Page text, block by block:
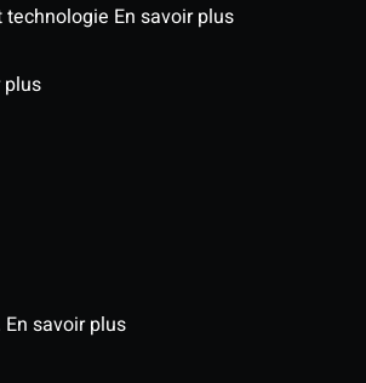
technologie En savoir plus
plus
En savoir plus